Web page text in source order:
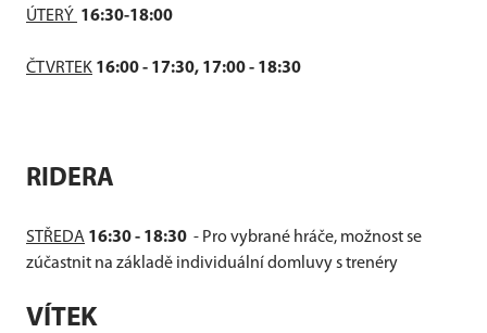
ÚTERÝ 16:30-18:00
ČTVRTEK 16:00 - 17:30, 17:00 - 18:30
RIDERA
STŘEDA 16:30 - 18:30 - Pro vybrané hráče, možnost se
zúčastnit na základě individuální domluvy s trenéry
VÍTEK